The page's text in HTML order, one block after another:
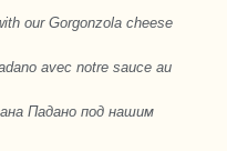
our Gorgonzola cheese
avec notre sauce au
Падано под нашим